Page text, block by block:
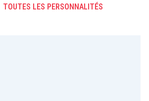
TOUTES LES PERSONNALITÉS